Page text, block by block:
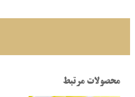
محصولات مرتبط